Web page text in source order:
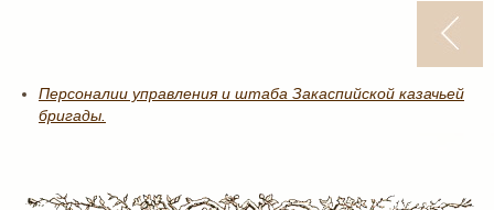
Персоналии управления и штаба Закаспийской казачьей
бригады.